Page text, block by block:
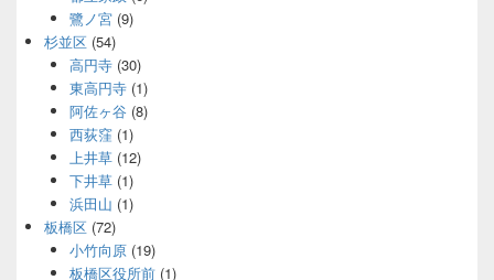
鷺ノ宮(9)
杉並区 (54)
高円寺(30)
東高円寺(1)
阿佐ヶ谷(8)
西荻窪(1)
上井草(12)
下井草(1)
浜田山 (1)
板橋区 (72)
小竹向原(19)
板橋区役所前(1)